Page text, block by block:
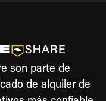
son parte de
de alquiler de